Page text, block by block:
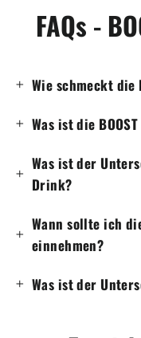
FAQs -
Wie schmeckt die
Was ist die
Was ist der
Drink?
Wann sollte ich
einnehmen?
Was ist der